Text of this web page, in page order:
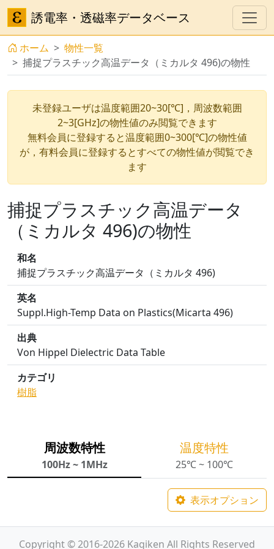
誘電率・透磁率データベース
ホーム
物性一覧
捕捉プラスチック高温データ（ミカルタ 496)の物性
未登録ユーザは温度範囲20~30[℃]，周波数範囲
2~3[GHz]の物性値のみ閲覧できます
無料会員に登録すると温度範囲0~300[℃]の物性値
が，有料会員に登録するとすべての物性値が閲覧でき
ます
捕捉プラスチック高温データ
（ミカルタ 496)の物性
和名
捕捉プラスチック高温データ（ミカルタ 496)
英名
Suppl.High-Temp Data on Plastics(Micarta 496)
出典
Von Hippel Dielectric Data Table
カテゴリ
樹脂
周波数特性
100Hz ~ 1MHz
温度特性
25℃ ~ 100℃
表示オプション
Copyright © 2016-2026 Kagiken All Rights Reserved